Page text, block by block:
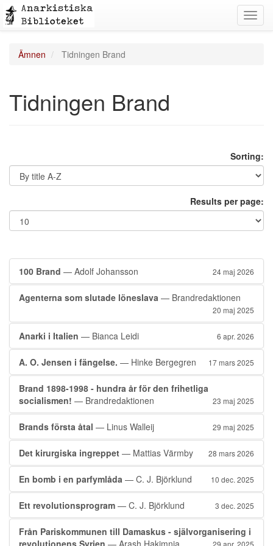
Ämnen Tidningen Brand
Tidningen Brand
Sorting:
Results per page:
100 Brand — Adolf Johansson 24 maj 2026
Agenterna som slutade löneslava — Brandredaktionen
20 maj 2025
Anarki i Italien — Bianca Leidi 6 apr. 2026
A. O. Jensen i fängelse. — Hinke Bergegren 17 mars 2025
Brand 1898-1998 - hundra år för den frihetliga
socialismen! — Brandredaktionen 23 maj 2025
Brands första åtal — Linus Walleij 29 maj 2025
Det kirurgiska ingreppet — Mattias Värmby 28 mars 2026
En bomb i en parfymlåda — C. J. Björklund 10 dec. 2025
Ett revolutionsprogram — C. J. Björklund 3 dec. 2025
Från Pariskommunen till Damaskus - självorganisering i
revolutionens Syrien — Arash Hakimnia 29 apr. 2025